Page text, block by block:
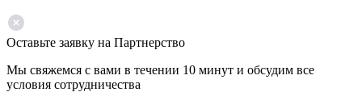
Оставьте заявку на Партнерство
Мы свяжемся с вами в течении 10 минут и обсудим все
условия сотрудничества